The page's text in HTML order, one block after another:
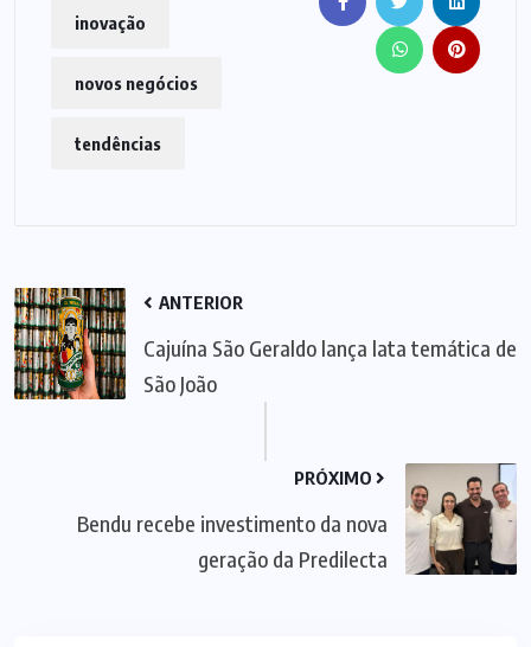
inovação
novos negócios
tendências
ANTERIOR
Cajuína São Geraldo lança lata temática de
São João
PRÓXIMO
Bendu recebe investimento da nova
geração da Predilecta